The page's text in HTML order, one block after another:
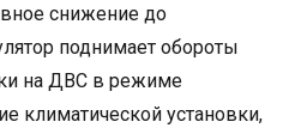
снижение до
поднимает обороты
на ДВС в режиме
климатической установки,